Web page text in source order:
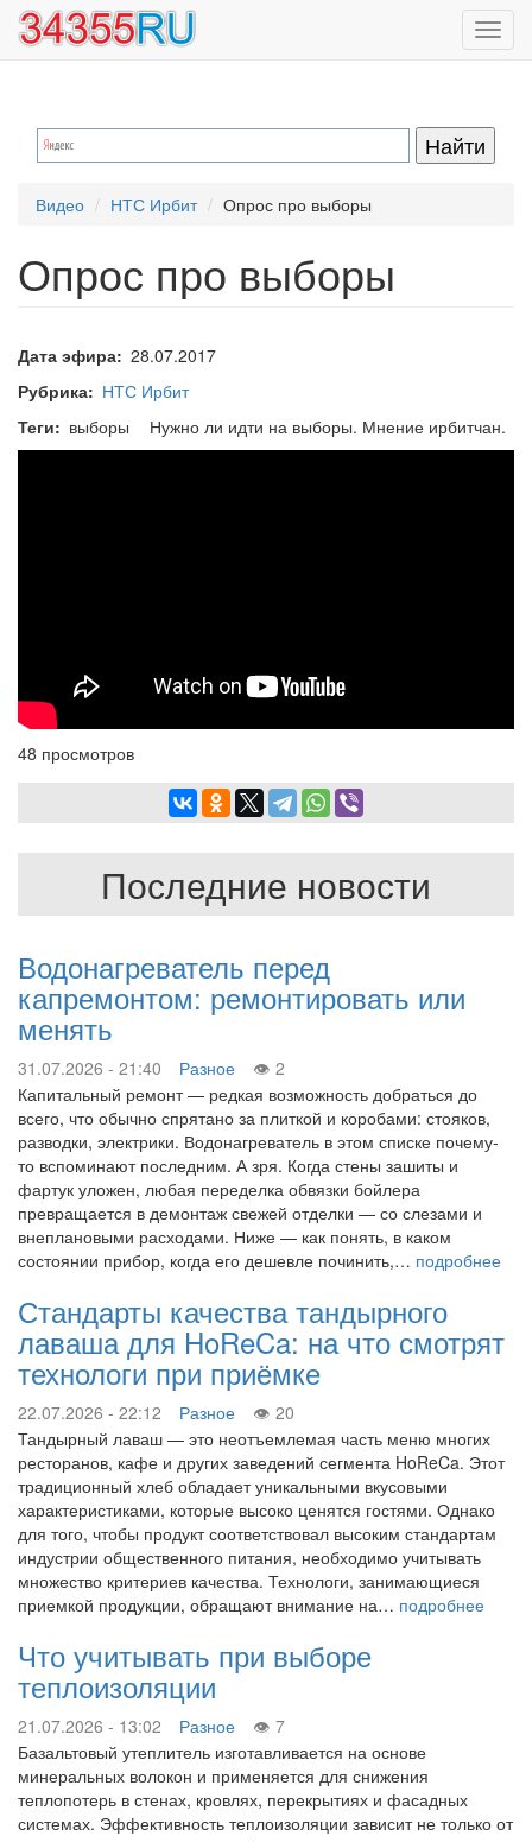
Перейти
основному
Видео НТС Ирбит Опрос про выборы
Опрос про выборы
Дата эфира 28.07.2017
Рубрика
НТС Ирбит
Теги
выборы Нужно ли идти на выборы. Мнение ирбитчан.
48 просмотров
Последние новости
Водонагреватель перед
капремонтом: ремонтировать или
менять
31.07.2026 - 21:40 Разное
2
Капитальный ремонт — редкая возможность добраться до
всего, что обычно спрятано за плиткой и коробами: стояков,
разводки, электрики. Водонагреватель в этом списке почему-
то вспоминают последним. А зря. Когда стены зашиты и
фартук уложен, любая переделка обвязки бойлера
превращается в демонтаж свежей отделки — со слезами и
внеплановыми расходами. Ниже — как понять, в каком
состоянии прибор, когда его дешевле починить,… подробнее
Стандарты качества тандырного
лаваша для HoReCa: на что смотрят
технологи при приёмке
22.07.2026 - 22:12 Разное
20
Тандырный лаваш — это неотъемлемая часть меню многих
ресторанов, кафе и других заведений сегмента HoReCa. Этот
традиционный хлеб обладает уникальными вкусовыми
характеристиками, которые высоко ценятся гостями. Однако
для того, чтобы продукт соответствовал высоким стандартам
индустрии общественного питания, необходимо учитывать
множество критериев качества. Технологи, занимающиеся
приемкой продукции, обращают внимание на… подробнее
Что учитывать при выборе
теплоизоляции
21.07.2026 - 13:02 Разное
7
Базальтовый утеплитель изготавливается на основе
минеральных волокон и применяется для снижения
теплопотерь в стенах, кровлях, перекрытиях и фасадных
системах. Эффективность теплоизоляции зависит не только от